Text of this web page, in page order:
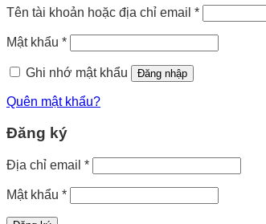
Tên tài khoản hoặc địa chỉ email *
Mật khẩu *
Ghi nhớ mật khẩu Đăng nhập
Quên mật khẩu?
Đăng ký
Địa chỉ email *
Mật khẩu *